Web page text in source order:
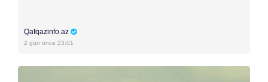
Qafqazinfo.az
2 gün öncə 23:01